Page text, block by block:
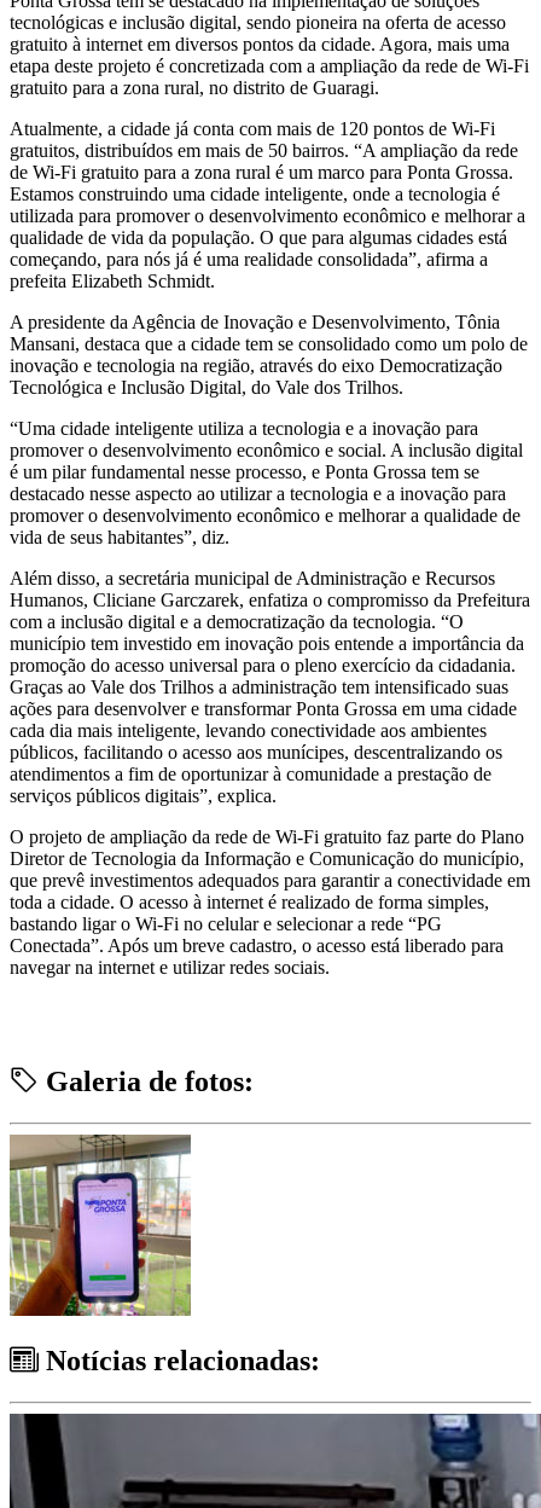
tecnológicas e inclusão digital, sendo pioneira na oferta de acesso
gratuito à internet em diversos pontos da cidade. Agora, mais uma
etapa deste projeto é concretizada com a ampliação da rede de Wi-Fi
gratuito para a zona rural, no distrito de Guaragi.
Atualmente, a cidade já conta com mais de 120 pontos de Wi-Fi
gratuitos, distribuídos em mais de 50 bairros. “A ampliação da rede
de Wi-Fi gratuito para a zona rural é um marco para Ponta Grossa.
Estamos construindo uma cidade inteligente, onde a tecnologia é
utilizada para promover o desenvolvimento econômico e melhorar a
qualidade de vida da população. O que para algumas cidades está
começando, para nós já é uma realidade consolidada”, afirma a
prefeita Elizabeth Schmidt.
A presidente da Agência de Inovação e Desenvolvimento, Tônia
Mansani, destaca que a cidade tem se consolidado como um polo de
inovação e tecnologia na região, através do eixo Democratização
Tecnológica e Inclusão Digital, do Vale dos Trilhos.
“Uma cidade inteligente utiliza a tecnologia e a inovação para
promover o desenvolvimento econômico e social. A inclusão digital
é um pilar fundamental nesse processo, e Ponta Grossa tem se
destacado nesse aspecto ao utilizar a tecnologia e a inovação para
promover o desenvolvimento econômico e melhorar a qualidade de
vida de seus habitantes”, diz.
Além disso, a secretária municipal de Administração e Recursos
Humanos, Cliciane Garczarek, enfatiza o compromisso da Prefeitura
com a inclusão digital e a democratização da tecnologia. “O
município tem investido em inovação pois entende a importância da
promoção do acesso universal para o pleno exercício da cidadania.
Graças ao Vale dos Trilhos a administração tem intensificado suas
ações para desenvolver e transformar Ponta Grossa em uma cidade
cada dia mais inteligente, levando conectividade aos ambientes
públicos, facilitando o acesso aos munícipes, descentralizando os
atendimentos a fim de oportunizar à comunidade a prestação de
serviços públicos digitais”, explica.
O projeto de ampliação da rede de Wi-Fi gratuito faz parte do Plano
Diretor de Tecnologia da Informação e Comunicação do município,
que prevê investimentos adequados para garantir a conectividade em
toda a cidade. O acesso à internet é realizado de forma simples,
bastando ligar o Wi-Fi no celular e selecionar a rede “PG
Conectada”. Após um breve cadastro, o acesso está liberado para
navegar na internet e utilizar redes sociais.
Galeria de fotos:
Notícias relacionadas: